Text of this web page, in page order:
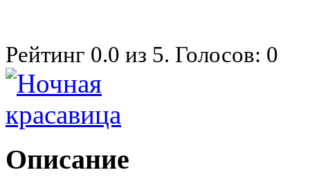
Рейтинг 0.0 из 5. Голосов: 0
Описание